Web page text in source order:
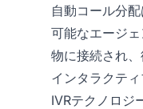
自動コール分
可能なエージ
物に接続され
インタラクティ
IVRテクノロジ